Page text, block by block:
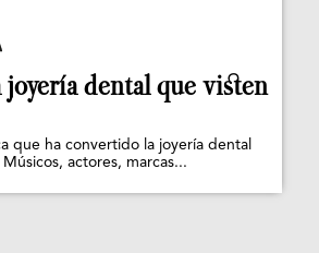
joyería dental que visten
que ha convertido la joyería dental
actores, marcas...